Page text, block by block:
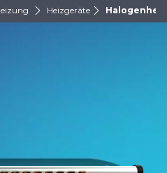
Heizgeräte